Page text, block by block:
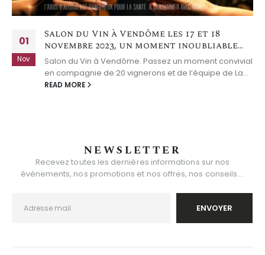
01
Nov
Salon du Vin à Vendôme les 17 et 18
novembre 2023, un moment inoubliable…
Salon du Vin à Vendôme. Passez un moment convivial
en compagnie de 20 vignerons et de l’équipe de La...
READ MORE
NEWSLETTER
Recevez toutes les dernières informations sur nos
événements, nos promotions et nos offres, nos conseils....